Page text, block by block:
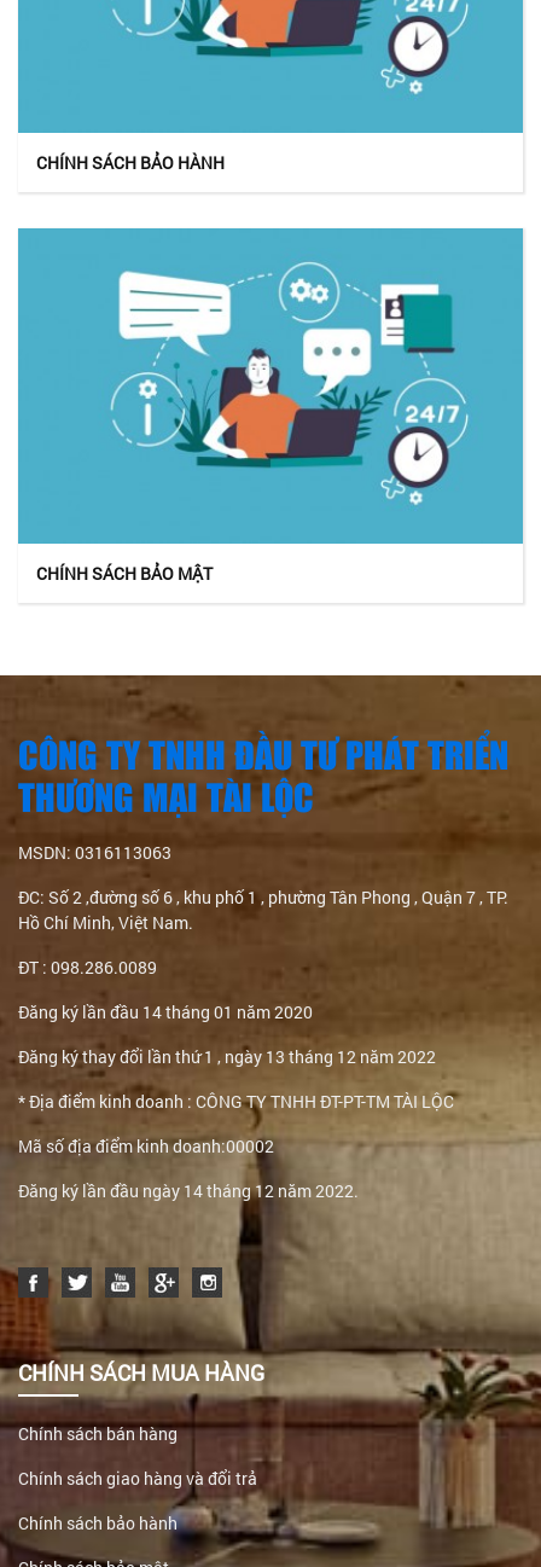
CHÍNH SÁCH BẢO HÀNH
CHÍNH SÁCH BẢO MẬT
CÔNG TY TNHH ĐẦU TƯ PHÁT TRIỂN
THƯƠNG MẠI TÀI LỘC
MSDN: 0316113063
ĐC: Số 2 ,đường số 6 , khu phố 1 , phường Tân Phong , Quận 7 , TP.
Hồ Chí Minh, Việt Nam.
ĐT : 098.286.0089
Đăng ký lần đầu 14 tháng 01 năm 2020
Đăng ký thay đổi lần thứ 1 , ngày 13 tháng 12 năm 2022
* Địa điểm kinh doanh : CÔNG TY TNHH ĐT-PT-TM TÀI LỘC
Mã số địa điểm kinh doanh:00002
Đăng ký lần đầu ngày 14 tháng 12 năm 2022.
CHÍNH SÁCH MUA HÀNG
Chính sách bán hàng
Chính sách giao hàng và đổi trả
Chính sách bảo hành